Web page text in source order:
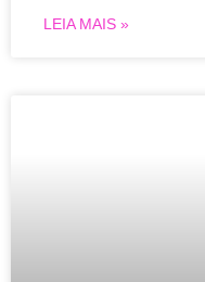
LEIA MAIS »